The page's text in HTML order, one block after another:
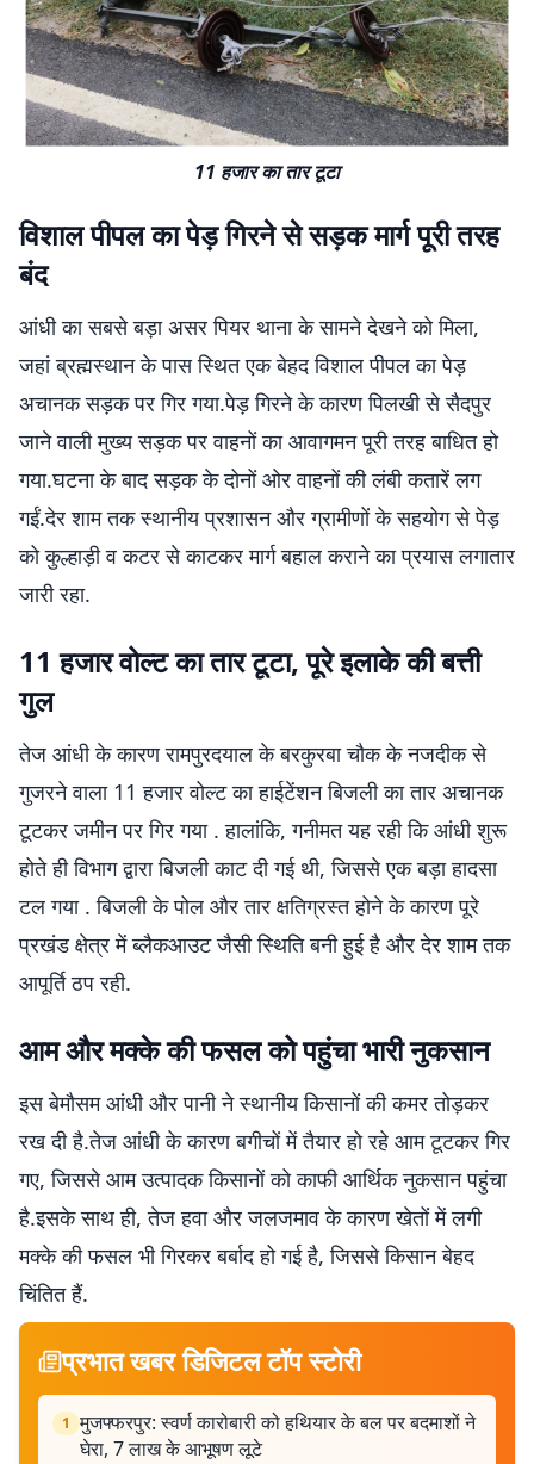
11 हजार का तार टूटा
विशाल पीपल का पेड़ गिरने से सड़क मार्ग पूरी तरह
बंद
आंधी का सबसे बड़ा असर पियर थाना के सामने देखने को मिला,
जहां ब्रह्मस्थान के पास स्थित एक बेहद विशाल पीपल का पेड़
अचानक सड़क पर गिर गया.पेड़ गिरने के कारण पिलखी से सैदपुर
जाने वाली मुख्य सड़क पर वाहनों का आवागमन पूरी तरह बाधित हो
गया.घटना के बाद सड़क के दोनों ओर वाहनों की लंबी कतारें लग
गईं.देर शाम तक स्थानीय प्रशासन और ग्रामीणों के सहयोग से पेड़
को कुल्हाड़ी व कटर से काटकर मार्ग बहाल कराने का प्रयास लगातार
जारी रहा.
11 हजार वोल्ट का तार टूटा, पूरे इलाके की बत्ती
गुल
तेज आंधी के कारण रामपुरदयाल के बरकुरबा चौक के नजदीक से
गुजरने वाला 11 हजार वोल्ट का हाईटेंशन बिजली का तार अचानक
टूटकर जमीन पर गिर गया . हालांकि, गनीमत यह रही कि आंधी शुरू
होते ही विभाग द्वारा बिजली काट दी गई थी, जिससे एक बड़ा हादसा
टल गया . बिजली के पोल और तार क्षतिग्रस्त होने के कारण पूरे
प्रखंड क्षेत्र में ब्लैकआउट जैसी स्थिति बनी हुई है और देर शाम तक
आपूर्ति ठप रही.
आम और मक्के की फसल को पहुंचा भारी नुकसान
इस बेमौसम आंधी और पानी ने स्थानीय किसानों की कमर तोड़कर
रख दी है.तेज आंधी के कारण बगीचों में तैयार हो रहे आम टूटकर गिर
गए, जिससे आम उत्पादक किसानों को काफी आर्थिक नुकसान पहुंचा
है.इसके साथ ही, तेज हवा और जलजमाव के कारण खेतों में लगी
मक्के की फसल भी गिरकर बर्बाद हो गई है, जिससे किसान बेहद
चिंतित हैं.
प्रभात खबर डिजिटल टॉप स्टोरी
1 मुजफ्फरपुर: स्वर्ण कारोबारी को हथियार के बल पर बदमाशों ने
घेरा, 7 लाख के आभूषण लूटे